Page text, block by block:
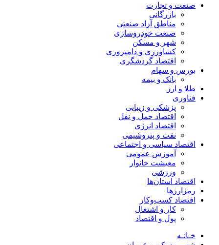
صنعت و تجارت
بازرگانی
مناطق آزاد صنعتی
صنعت خودروسازی
شهر و مسکن
کشاورزی و دامپروری
اقتصاد گردشگری
بورس و سهام
بانک و بیمه
طلا و ارز
فناوری
پزشکی و زیبایی
اقتصاد حمل و نقل
اقتصاد انرژی
نفت و پتروشیمی
اقتصاد سیاسی و اجتماعی
آموزش عمومی
معیشت خانوار
ورزشی
اقتصاد استان‌ها
رمزارزها
اقتصاد کسب‌و‌کار
کار و اشتغال
پول و اقتصاد
خـانـه